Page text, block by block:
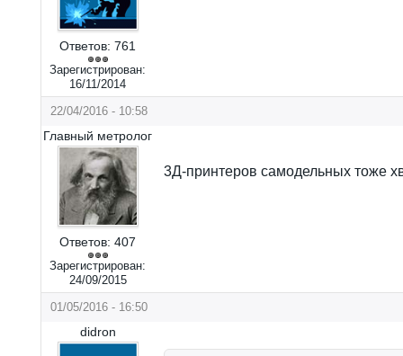
Ответов: 761
Зарегистрирован:
16/11/2014
22/04/2016 - 10:58
Главный метролог
Ответов: 407
Зарегистрирован:
24/09/2015
3Д-принтеров самодельных тоже
01/05/2016 - 16:50
didron